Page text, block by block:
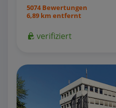
5074 Bewertungen
6,89 km entfernt
verifiziert